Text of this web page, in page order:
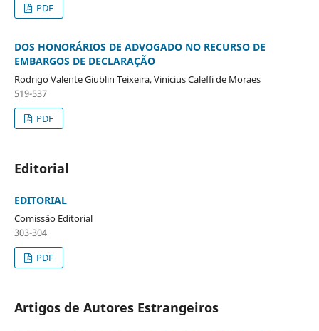
PDF
DOS HONORÁRIOS DE ADVOGADO NO RECURSO DE
EMBARGOS DE DECLARAÇÃO
Rodrigo Valente Giublin Teixeira, Vinicius Caleffi de Moraes
519-537
PDF
Editorial
EDITORIAL
Comissão Editorial
303-304
PDF
Artigos de Autores Estrangeiros